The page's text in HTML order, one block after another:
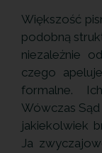
Większość
podobną
niezależnie
czego
formalne.
Wówczas
jakiekolwiek
Ja